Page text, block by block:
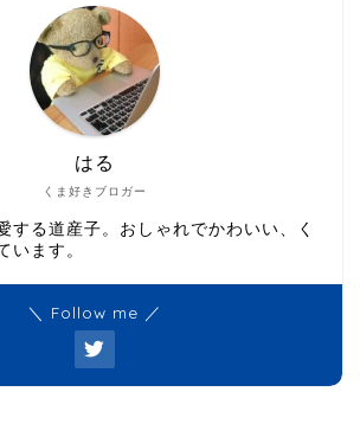
くま好きブロガー
はる
する道産子。おしゃれでかわいい、く
います。
＼ Follow me ／